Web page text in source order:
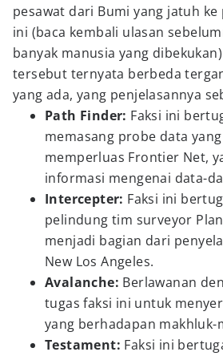
pesawat dari Bumi yang jatuh
ini (baca kembali ulasan
banyak manusia yang
tersebut ternyata berbeda
yang ada, yang penjelasannya
Path Finder: Faksi ini
memasang probe data
memperluas Frontier Net,
informasi mengenai data-
Intercepter: Faksi ini
pelindung tim surveyor
menjadi bagian dari
New Los Angeles.
Avalanche: Berlawanan
tugas faksi ini untuk
yang berhadapan makhluk-
Testament: Faksi ini